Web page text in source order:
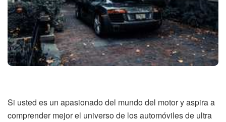
Si usted es un apasionado del mundo del motor y aspira a
comprender mejor el universo de los automóviles de ultra